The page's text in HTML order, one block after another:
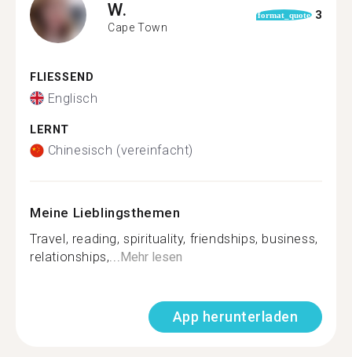
W.
Cape Town
format_quote 3
FLIESSEND
Englisch
LERNT
Chinesisch (vereinfacht)
Meine Lieblingsthemen
Travel, reading, spirituality, friendships, business,
relationships,...Mehr lesen
App herunterladen